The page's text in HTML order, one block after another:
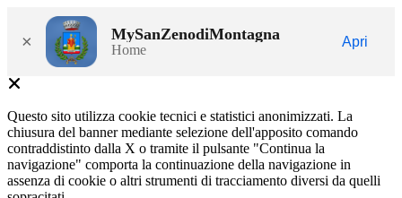
× MySanZenodiMontagna
Home
Apri
Questo sito utilizza cookie tecnici e statistici anonimizzati. La
chiusura del banner mediante selezione dell'apposito comando
contraddistinto dalla X o tramite il pulsante "Continua la
navigazione" comporta la continuazione della navigazione in
assenza di cookie o altri strumenti di tracciamento diversi da quelli